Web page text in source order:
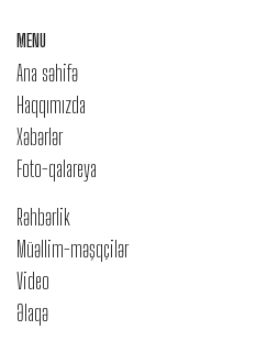
MENU
Ana səhifə
Haqqımızda
Xəbərlər
Foto-qalareya
Rəhbərlik
Müəllim-məşqçilər
Video
Əlaqə